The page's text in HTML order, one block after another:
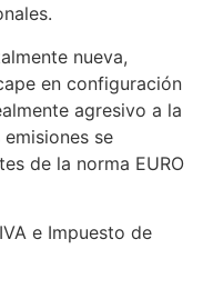
nueva,
en configuración
agresivo a la
se
de la norma EURO
e Impuesto de